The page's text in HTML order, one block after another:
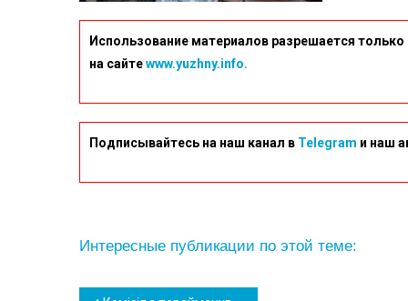
Использование материалов разрешается
на сайтеwww.yuzhny.info.
Подписывайтесь на наш канал в Telegram и наш
Интересные публикации по этой теме: